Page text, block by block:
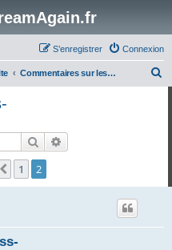
Connexion
S’enregistrer
Commentaires sur les tests du site
c
e
Rechercher
Précédente
1 2